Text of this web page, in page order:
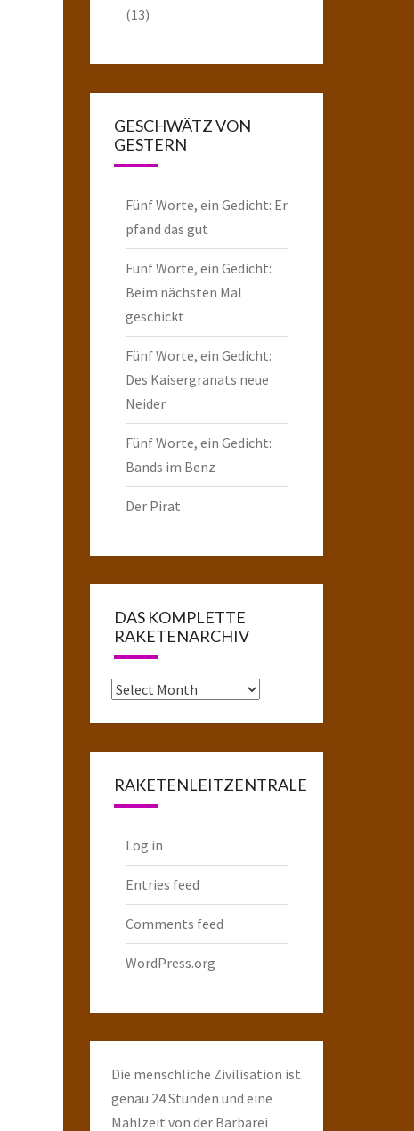
(13)
GESCHWÄTZ VON
GESTERN
Fünf Worte, ein Gedicht: Er
pfand das gut
Fünf Worte, ein Gedicht:
Beim nächsten Mal
geschickt
Fünf Worte, ein Gedicht:
Des Kaisergranats neue
Neider
Fünf Worte, ein Gedicht:
Bands im Benz
Der Pirat
DAS KOMPLETTE
RAKETENARCHIV
Das
RAKETENLEITZENTRALE
Log in
Entries feed
Comments feed
WordPress.org
Die menschliche Zivilisation ist
genau 24 Stunden und eine
Mahlzeit von der Barbarei